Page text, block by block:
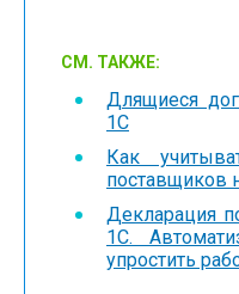
СМ. ТАКЖЕ:
Длящиеся
1С
Как
поставщиков
Декларация
1С.
упростить